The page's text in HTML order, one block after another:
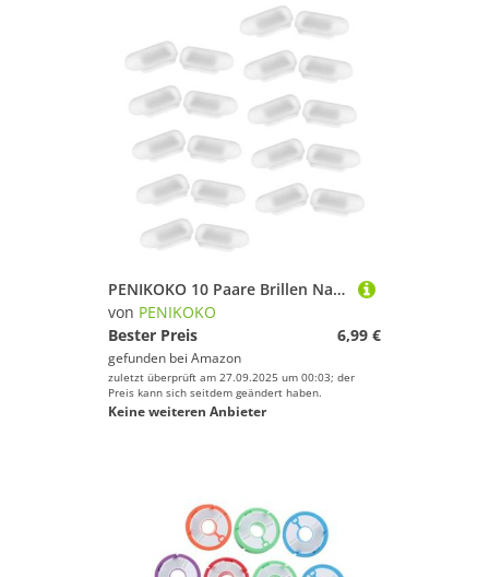
PENIKOKO 10 Paare Brillen Nasenpads aus Flexiblem Silikon Antirutsch Einsteck nasenstützen für Brillen und Sonnenbrillen Optimal für Nasenbrücke Langlebig und Hautfreundlich
von PENIKOKO
Bester Preis
6,99 €
gefunden bei Amazon
zuletzt überprüft am 27.09.2025 um 00:03; der
Preis kann sich seitdem geändert haben.
Keine weiteren Anbieter